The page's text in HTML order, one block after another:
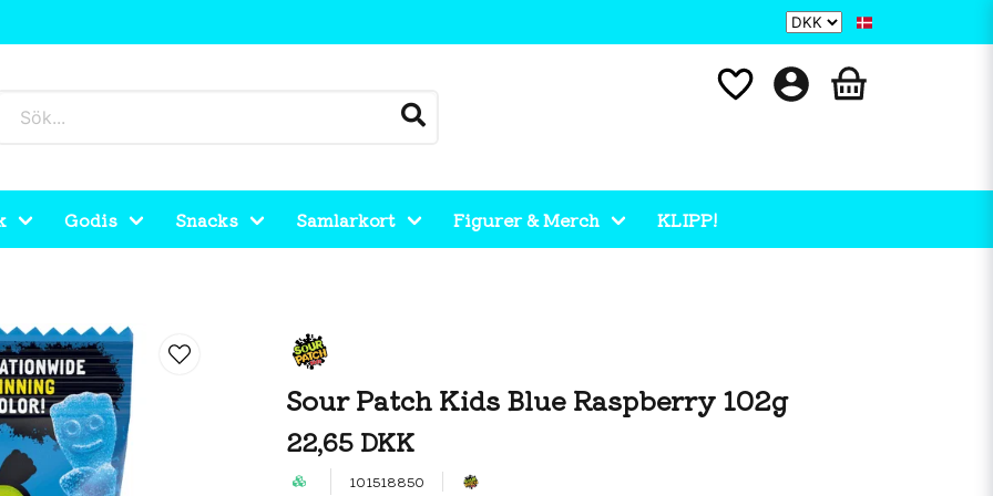
Godis Snacks Samlarkort Figurer & Merch KLIPP!
Sour Patch Kids Blue Raspberry 102g
22,65 DKK
101518850